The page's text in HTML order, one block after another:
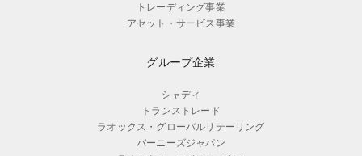
トレーディング事業
アセット・サービス事業
グループ企業
シャディ
トランストレード
ラオックス・グローバルリテーリング
バーニーズジャパン